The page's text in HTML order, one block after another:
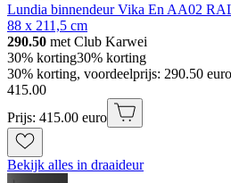
Lundia binnendeur Vika En AA02
88 x 211,5 cm
290.50 met Club Karwei
30% korting30% korting
30% korting, voordeelprijs: 290.50
415.00
Prijs: 415.00 euro
Bekijk alles in draaideur